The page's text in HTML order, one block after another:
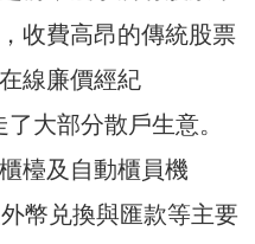
收費高昂的傳統股票
線廉價經紀
大部分散戶生意。
檯及自動櫃員機
幣兑換與匯款等主要